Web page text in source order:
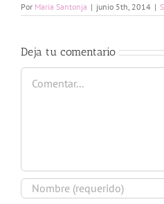
Por Maria Santonja | junio 5th, 2014 |
Deja tu comentario
Comentar